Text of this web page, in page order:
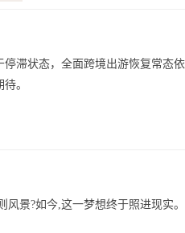
滞状态，全面跨境出游恢复常态
。
景?如今,这一梦想终于照进现实。